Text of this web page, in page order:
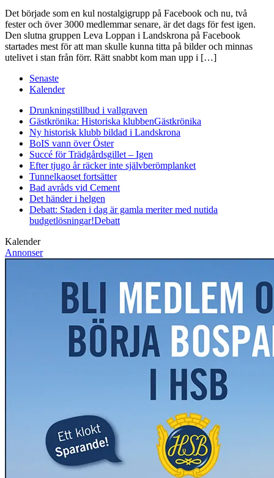
Det började som en kul nostalgigrupp på Facebook och nu, två
fester och över 3000 medlemmar senare, är det dags för fest igen.
Den slutna gruppen Leva Loppan i Landskrona på Facebook
startades mest för att man skulle kunna titta på bilder och minnas
utelivet i stan från förr. Rätt snabbt kom man upp i […]
Senaste
Kalender
Drunkningstillbud i vallgraven
Gästkrönika: Historiska klubbenGästkrönika
Ny historisk klubb bildad i Landskrona
BoIS vann över Öster
Succé för Trädgårdsgillet – Igen
Efter tjugo år räcker inte självberömplanket
Tunnelkaoset fortsätter
Bad avråds vid Cement
Det händer i helgen
Debatt: Staden i dag är gamla meriter med nutida
budgetlösningar!Debatt
Kalender
Annonser